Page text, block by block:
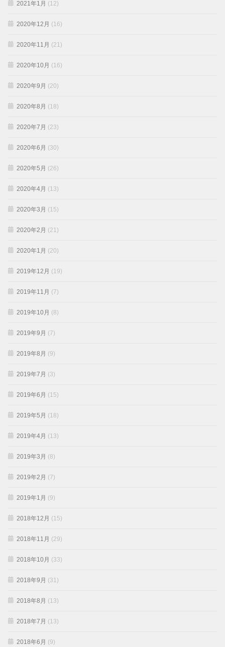
2021年1月 (12)
2020年12月 (16)
2020年11月 (21)
2020年10月 (16)
2020年9月 (20)
2020年8月 (18)
2020年7月 (23)
2020年6月 (30)
2020年5月 (26)
2020年4月 (13)
2020年3月 (15)
2020年2月 (21)
2020年1月 (20)
2019年12月 (19)
2019年11月 (7)
2019年10月 (8)
2019年9月 (7)
2019年8月 (9)
2019年7月 (3)
2019年6月 (15)
2019年5月 (18)
2019年4月 (13)
2019年3月 (8)
2019年2月 (7)
2019年1月 (9)
2018年12月 (15)
2018年11月 (29)
2018年10月 (33)
2018年9月 (31)
2018年8月 (13)
2018年7月 (13)
2018年6月 (9)